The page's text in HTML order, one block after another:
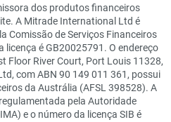
dos produtos financeiros
A Mitrade International Ltd é
Comissão de Serviços Financeiros
licença é GB20025791. O endereço
Floor River Court, Port Louis 11328,
com ABN 90 149 011 361, possui
da Austrália (AFSL 398528). A
pela Autoridade
e o número da licença SIB é